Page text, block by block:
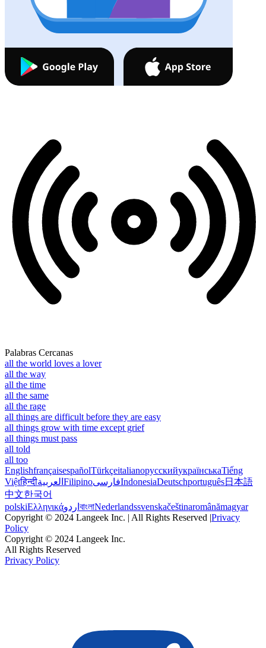
Palabras Cercanas
all the world loves a lover
all the way
all the time
all the same
all the rage
all things are difficult before they are easy
all things grow with time except grief
all things must pass
all told
all too
EnglishfrançaisespañolTürkçeitalianoрусскийукраїнськаTiếng
Việtहिन्दीالعربية FilipinoفارسیIndonesiaDeutschportuguês日本語
中文한국어
polskiΕλληνικάاردو বাংলাNederlandssvenskačeštinaromânămagyar
Copyright © 2024 Langeek Inc. | All Rights Reserved |Privacy
Policy
Copyright © 2024 Langeek Inc.
All Rights Reserved
Privacy Policy